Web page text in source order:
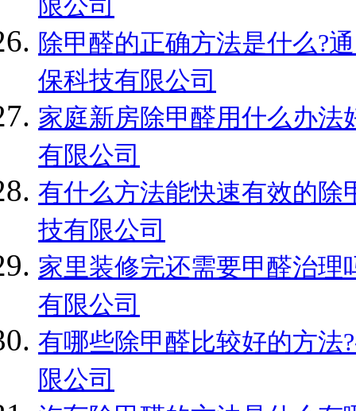
限公司
除甲醛的正确方法是什么?
保科技有限公司
家庭新房除甲醛用什么办
有限公司
有什么方法能快速有效的除
技有限公司
家里装修完还需要甲醛治
有限公司
有哪些除甲醛比较好的方法
限公司